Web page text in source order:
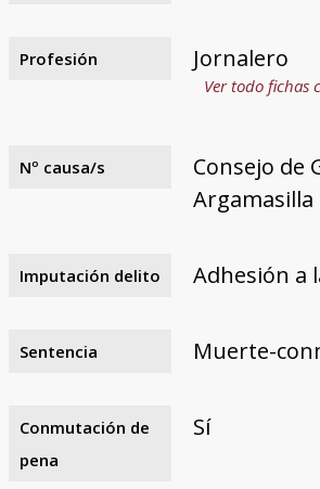
Profesión Jornalero
Ver todo fichas
Nº causa/s
Consejo de
Argamasilla
Imputación delito Adhesión a
Sentencia Muerte-
Conmutación de
pena
Sí